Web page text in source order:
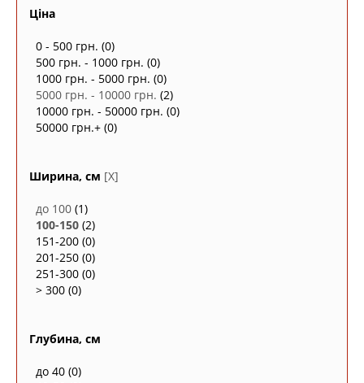
Ціна
0 - 500 грн. (0)
500 грн. - 1000 грн. (0)
1000 грн. - 5000 грн. (0)
5000 грн. - 10000 грн. (2)
10000 грн. - 50000 грн. (0)
50000 грн.+ (0)
Ширина, см [X]
до 100 (1)
100-150 (2)
151-200 (0)
201-250 (0)
251-300 (0)
> 300 (0)
Глубина, см
до 40 (0)